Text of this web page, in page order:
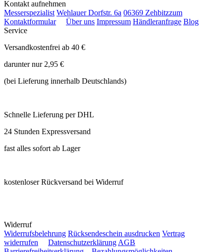
Kontakt aufnehmen
Messerspezialist Wehlauer Dorfstr. 6a 06369 Zehbitzzum
Kontaktformular
Über uns Impressum Händleranfrage Blog
Service
Versandkostenfrei ab 40 €
darunter nur 2,95 €
(bei Lieferung innerhalb Deutschlands)
Schnelle Lieferung per DHL
24 Stunden Expressversand
fast alles sofort ab Lager
kostenloser Rückversand bei Widerruf
Widerruf
Widerrufsbelehrung Rücksendeschein ausdrucken Vertrag
widerrufen
Datenschutzerklärung AGB